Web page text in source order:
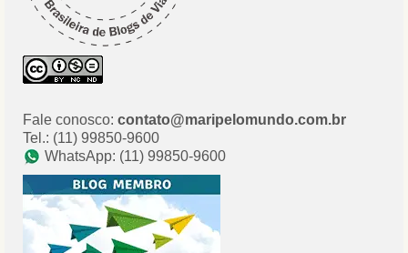
Fale conosco: contato@maripelomundo.com.br
Tel.: (11) 99850-9600
WhatsApp: (11) 99850-9600